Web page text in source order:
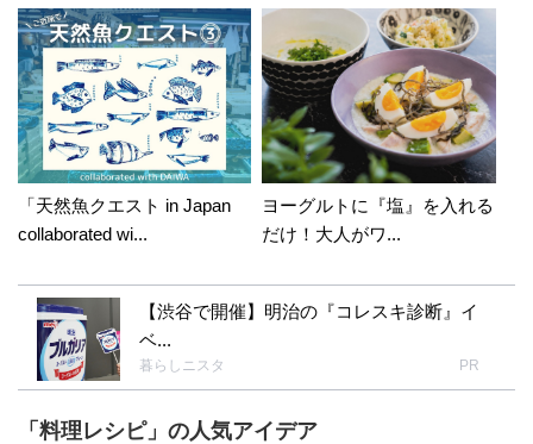
「天然魚クエスト in Japan
collaborated wi...
ヨーグルトに『塩』を入れる
だけ！大人がワ...
【渋谷で開催】明治の『コレスキ診断』イ
ベ...
暮らしニスタ PR
「料理レシピ」の人気アイデア